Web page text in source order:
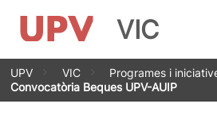
Vés
contingut
VIC
UPV VIC
Programes i
Convocatòria Beques UPV-AUIP